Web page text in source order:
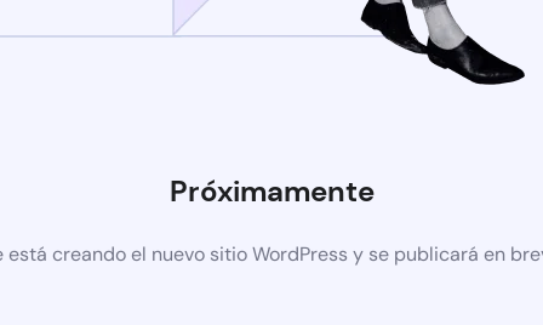
Próximamente
está creando el nuevo sitio WordPress y se publicará en